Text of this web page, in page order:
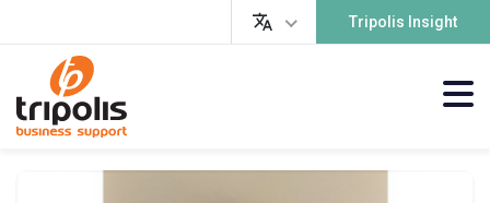
Tripolis Insight